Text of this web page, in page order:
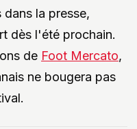
la presse,
dès l'été prochain.
de Foot Mercato,
ne bougera pas